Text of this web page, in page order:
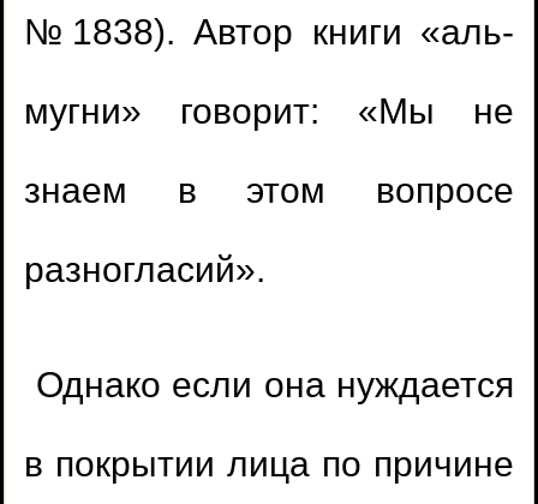
№1838). Автор книги «аль-
мугни» говорит: «Мы не
знаем в этом вопросе
разногласий».
Однако если она нуждается
в покрытии лица по причине